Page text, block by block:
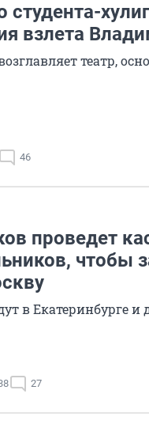
студента-
взлета
театр,
46
проведет
чтобы
в Екатеринбурге и
27